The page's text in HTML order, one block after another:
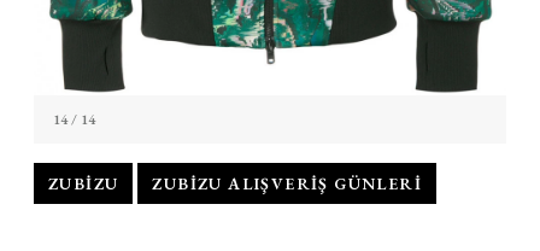
14/ 14
ZUBIZU ZUBIZU ALIŞVERIŞ GÜNLERI